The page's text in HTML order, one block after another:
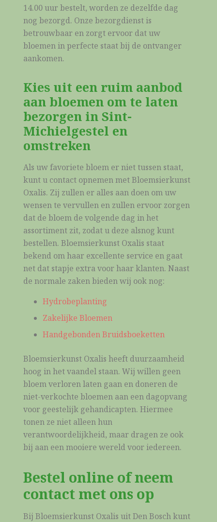
14.00 uur bestelt, worden ze dezelfde dag
nog bezorgd. Onze bezorgdienst is
betrouwbaar en zorgt ervoor dat uw
bloemen in perfecte staat bij de ontvanger
aankomen.
Kies uit een ruim aanbod
aan bloemen om te laten
bezorgen in Sint-
Michielgestel en
omstreken
Als uw favoriete bloem er niet tussen staat,
kunt u contact opnemen met Bloemsierkunst
Oxalis. Zij zullen er alles aan doen om uw
wensen te vervullen en zullen ervoor zorgen
dat de bloem de volgende dag in het
assortiment zit, zodat u deze alsnog kunt
bestellen. Bloemsierkunst Oxalis staat
bekend om haar excellente service en gaat
net dat stapje extra voor haar klanten. Naast
de normale zaken bieden wij ook nog:
Hydrobeplanting
Zakelijke Bloemen
Handgebonden Bruidsboeketten
Bloemsierkunst Oxalis heeft duurzaamheid
hoog in het vaandel staan. Wij willen geen
bloem verloren laten gaan en doneren de
niet-verkochte bloemen aan een dagopvang
voor geestelijk gehandicapten. Hiermee
tonen ze niet alleen hun
verantwoordelijkheid, maar dragen ze ook
bij aan een mooiere wereld voor iedereen.
Bestel online of neem
contact met ons op
Bij Bloemsierkunst Oxalis uit Den Bosch kunt